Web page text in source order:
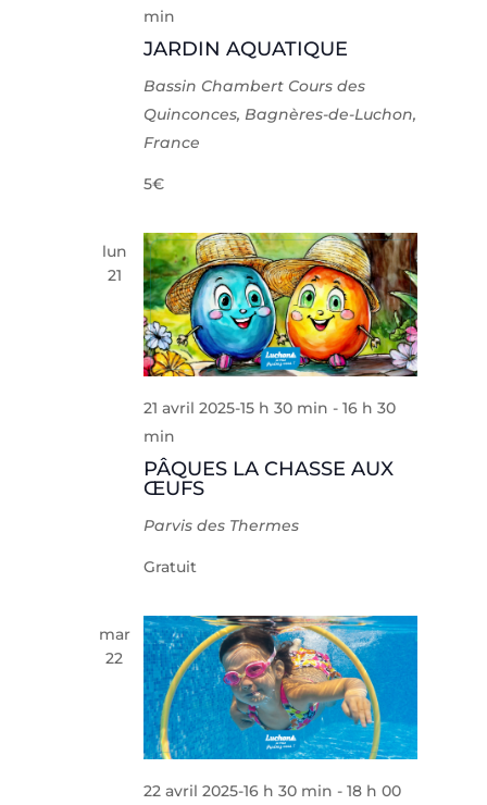
JARDIN AQUATIQUE
min
Bassin Chambert Cours des
Quinconces, Bagnères-de-Luchon,
France
5€
lun
21
PÂQUES LA CHASSE AUX
ŒUFS
21 avril 2025-15 h 30 min -16 h 30
min
Parvis des Thermes
Gratuit
mar
22
22 avril 2025-16 h 30 min -18 h 00